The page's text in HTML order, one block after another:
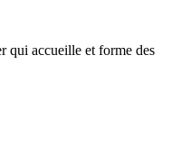
qui accueille et forme des